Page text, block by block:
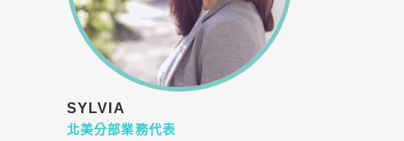
SYLVIA
北美分部業務代表